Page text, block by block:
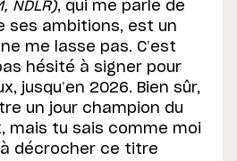
NDLR), qui me parle de
ses ambitions, est un
me lasse pas. C’est
hésité à signer pour
jusqu’en 2026. Bien sûr,
un jour champion du
mais tu sais comme moi
décrocher ce titre